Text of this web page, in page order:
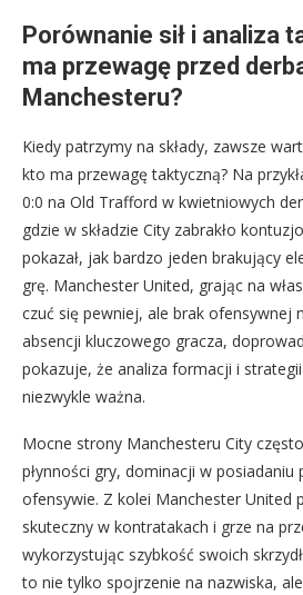
Porównanie sił i analiza
ma przewagę przed
Manchesteru?
Kiedy patrzymy na składy, zawsze
kto ma przewagę taktyczną? Na
0:0 na Old Trafford w kwietniowych
gdzie w składzie City zabrakło
pokazał, jak bardzo jeden brakujący
grę. Manchester United, grając na
czuć się pewniej, ale brak ofensywnej
absencji kluczowego gracza,
pokazuje, że analiza formacji i
niezwykle ważna.
Mocne strony Manchesteru City
płynności gry, dominacji w posiadaniu
ofensywie. Z kolei Manchester United
skuteczny w kontratakach i grze na
wykorzystując szybkość swoich
to nie tylko spojrzenie na nazwiska,